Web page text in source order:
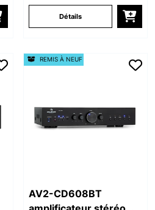
Détails
AV2-CD608BT
REMIS À NEUF